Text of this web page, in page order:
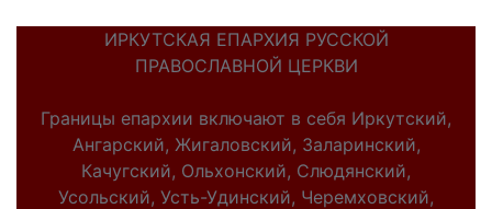
ИРКУТСКАЯ ЕПАРХИЯ РУССКОЙ
ПРАВОСЛАВНОЙ ЦЕРКВИ
Границы епархии включают в себя Иркутский,
Ангарский, Жигаловский, Заларинский,
Качугский, Ольхонский, Слюдянский,
Усольский, Усть-Удинский, Черемховский,